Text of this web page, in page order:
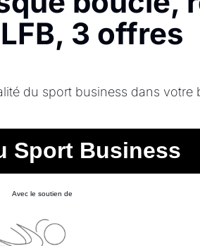
3 offres
du sport business dans votre
Sport Business
Avec le soutien de